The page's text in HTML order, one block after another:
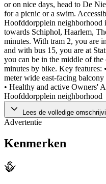
or on nice days, head to De
for a picnic or a swim.
Hoofddorpplein neighborhood
towards Schiphol, Haarlem,
minutes. With tram 2, you are
and with bus 15, you are at
you can be in the middle of
minutes by bike. Key features:
meter wide east-facing
• Healthy and active Owners'
Hoofddorpplein neighborhood
Lees de volledige
Advertentie
Kenmerken